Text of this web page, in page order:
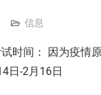
信息
时间： 因为疫情
日-2月16日